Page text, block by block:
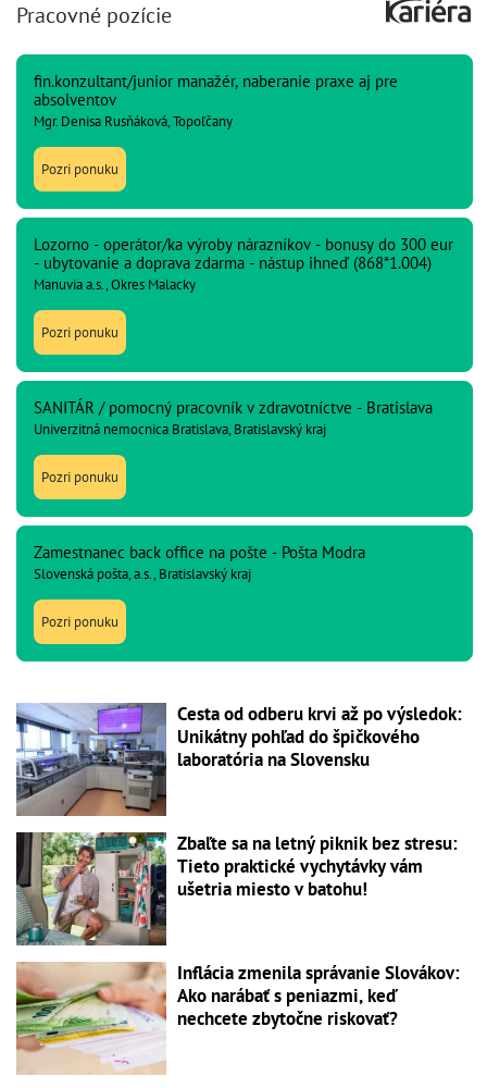
Pracovné pozície
fin.konzultant/junior manažér, naberanie praxe aj pre
absolventov
Mgr. Denisa Rusňáková, Topoľčany
Pozri ponuku
Lozorno - operátor/ka výroby nárazníkov - bonusy do 300 eur
- ubytovanie a doprava zdarma - nástup ihneď (868*1.004)
Manuvia a.s., Okres Malacky
Pozri ponuku
SANITÁR / pomocný pracovník v zdravotníctve - Bratislava
Univerzitná nemocnica Bratislava, Bratislavský kraj
Pozri ponuku
Zamestnanec back office na pošte - Pošta Modra
Slovenská pošta, a.s., Bratislavský kraj
Pozri ponuku
Cesta od odberu krvi až po výsledok:
Unikátny pohľad do špičkového
laboratória na Slovensku
Zbaľte sa na letný piknik bez stresu:
Tieto praktické vychytávky vám
ušetria miesto v batohu!
Inflácia zmenila správanie Slovákov:
Ako narábať s peniazmi, keď
nechcete zbytočne riskovať?